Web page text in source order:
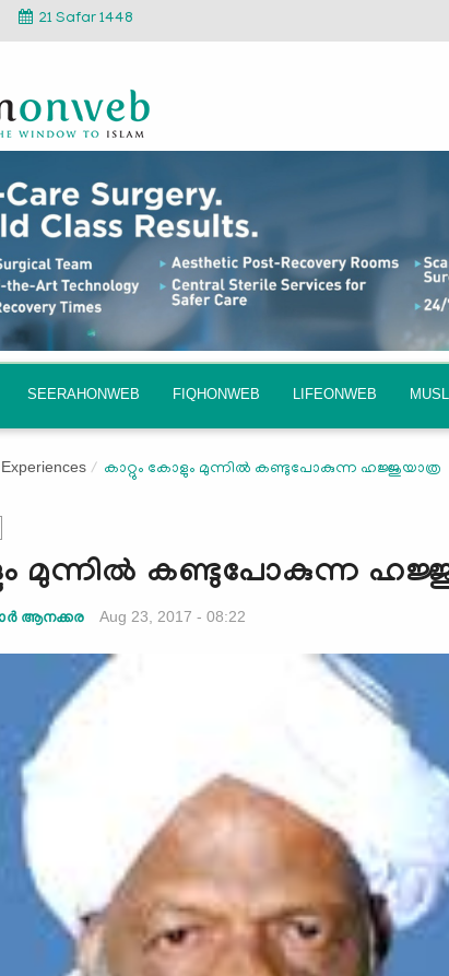
21 Safar 1448
SEERAHONWEB FIQHONWEB LIFEONWEB
കാറ്റും കോളും മുന്നില്‍ കണ്ടുപോകുന്ന ഹജ്ജുയാത്ര
മുന്നില്‍ കണ്ടുപോകുന്ന
ആനക്കര Aug 23, 2017 - 08:22